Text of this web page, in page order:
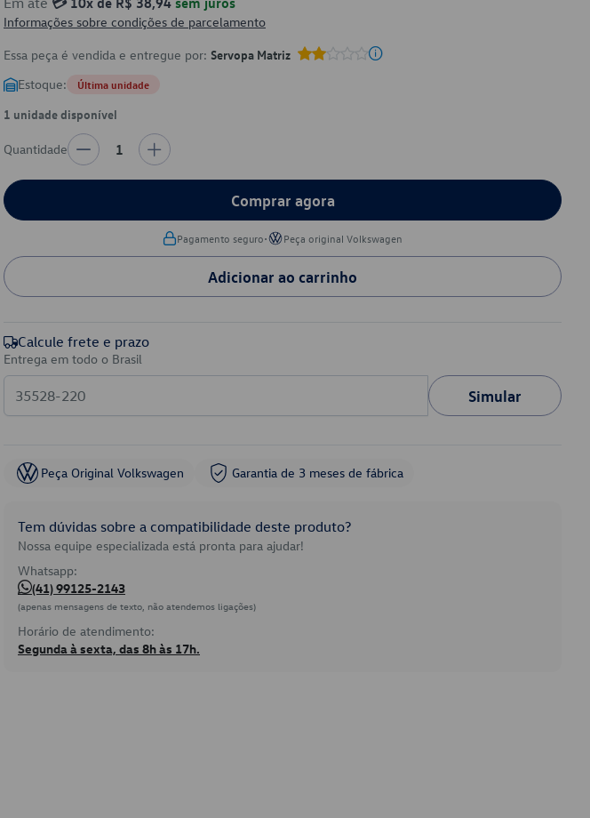
Informações sobre condições de parcelamento
Essa peça é vendida e entregue por: Servopa Matriz
Estoque: Última unidade
1 unidade disponível
Quantidade 1
Comprar agora
Pagamento seguro• Peça original Volkswagen
Adicionar ao carrinho
Calcule frete e prazo
Entrega em todo o Brasil
Simular
Peça Original Volkswagen Garantia de 3 meses de fábrica
Tem dúvidas sobre a compatibilidade deste produto?
Nossa equipe especializada está pronta para ajudar!
Whatsapp:
(41) 99125-2143
(apenas mensagens de texto, não atendemos ligações)
Horário de atendimento:
Segunda à sexta, das 8h às 17h.